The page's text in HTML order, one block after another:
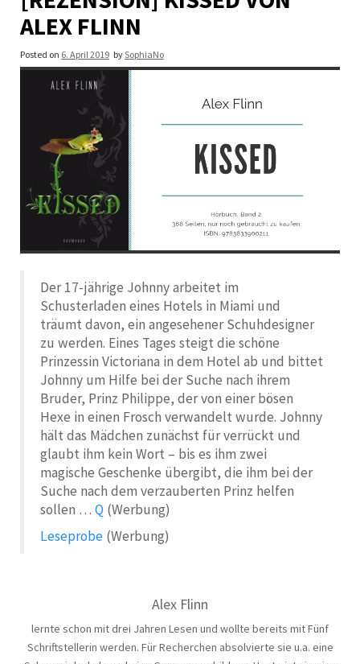
ALEX FLINN
Posted on 6. April 2019 bySophiaNo
Der 17-jährige Johnny arbeitet im
Schusterladen eines Hotels in Miami und
träumt davon, ein angesehener Schuhdesigner
zu werden. Eines Tages steigt die schöne
Prinzessin Victoriana in dem Hotel ab und bittet
Johnny um Hilfe bei der Suche nach ihrem
Bruder, Prinz Philippe, der von einer bösen
Hexe in einen Frosch verwandelt wurde. Johnny
hält das Mädchen zunächst für verrückt und
glaubt ihm kein Wort – bis es ihm zwei
magische Geschenke übergibt, die ihm bei der
Suche nach dem verzauberten Prinz helfen
sollen … Q (Werbung)
Leseprobe (Werbung)
Alex Flinn
lernte schon mit drei Jahren Lesen und wollte bereits mit Fünf
Schriftstellerin werden. Für Recherchen absolvierte sie u.a. eine